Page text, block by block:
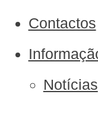
Contactos
Notícias